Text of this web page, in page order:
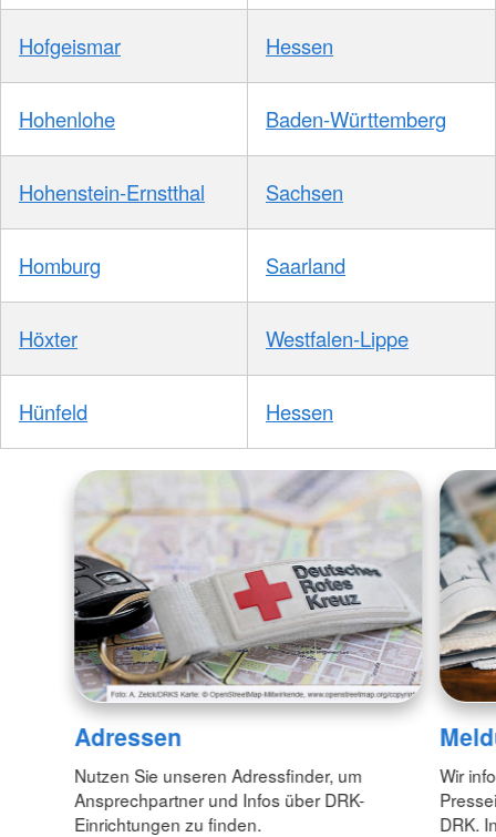
Hofgeismar Hessen
Hohenlohe Baden-Württemberg
Hohenstein-Ernstthal Sachsen
Homburg Saarland
Höxter Westfalen-Lippe
Hünfeld Hessen
Adressen
Nutzen Sie unseren Adressfinder, um
Ansprechpartner und Infos über DRK-
Einrichtungen zu finden.
Wir
DRK.